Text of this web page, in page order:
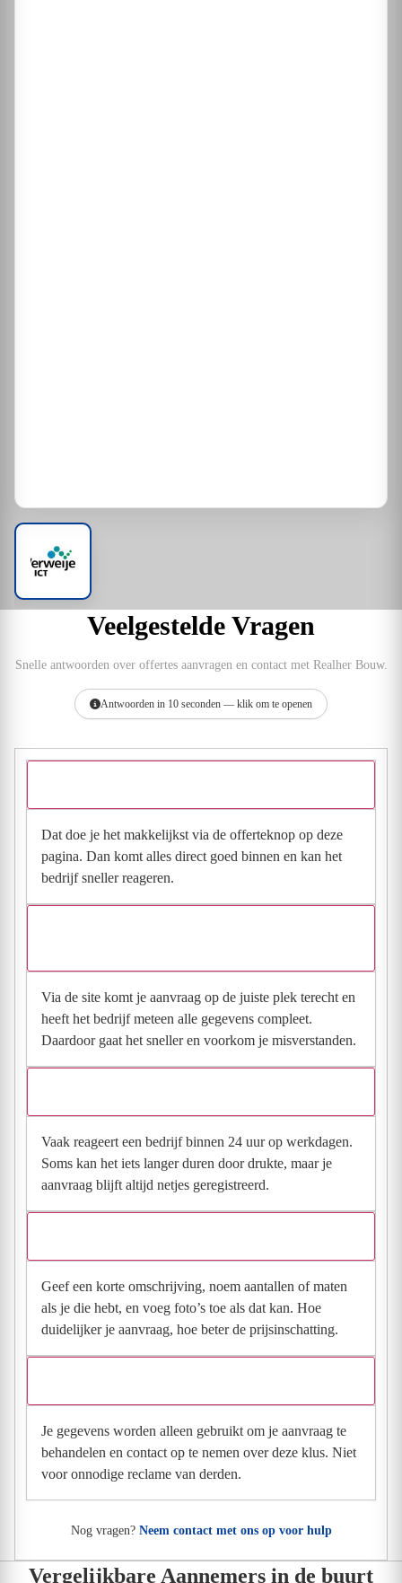
Veelgestelde Vragen
Snelle antwoorden over offertes aanvragen en contact met Realher Bouw.
Antwoorden in 10 seconden — klik om te openen
Dat doe je het makkelijkst via de offerteknop op deze
pagina. Dan komt alles direct goed binnen en kan het
bedrijf sneller reageren.
Via de site komt je aanvraag op de juiste plek terecht en
heeft het bedrijf meteen alle gegevens compleet.
Daardoor gaat het sneller en voorkom je misverstanden.
Vaak reageert een bedrijf binnen 24 uur op werkdagen.
Soms kan het iets langer duren door drukte, maar je
aanvraag blijft altijd netjes geregistreerd.
Geef een korte omschrijving, noem aantallen of maten
als je die hebt, en voeg foto’s toe als dat kan. Hoe
duidelijker je aanvraag, hoe beter de prijsinschatting.
Je gegevens worden alleen gebruikt om je aanvraag te
behandelen en contact op te nemen over deze klus. Niet
voor onnodige reclame van derden.
Nog vragen? Neem contact met ons op voor hulp
Vergelijkbare Aannemers in de buurt